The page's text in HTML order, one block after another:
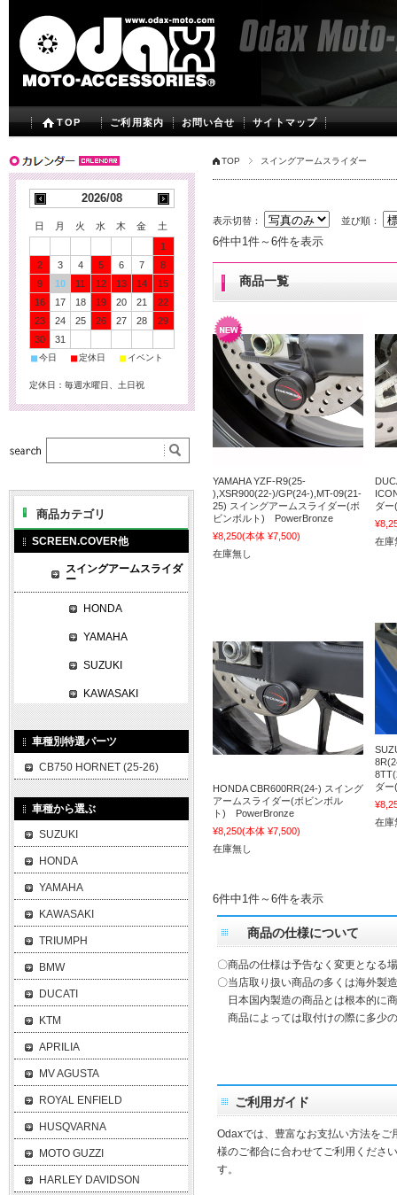
TOP ご利用案内 お問い合せ サイトマップ
TOP スイングアームスライダー
表示切替： 並び順：
6件中1件～6件を表示
商品一覧
YAMAHA YZF-R9(25-
),XSR900(22-)/GP(24-),MT-09(21-
25) スイングアームスライダー(ボ
ビンボルト) PowerBronze
¥8,250(本体 ¥7,500)
在庫無し
ダー
在庫
HONDA CBR600RR(24-) スイング
アームスライダー(ボビンボル
ト) PowerBronze
¥8,250(本体 ¥7,500)
在庫無し
ダー
在庫
6件中1件～6件を表示
商品の仕様について
〇商品の仕様は予告なく変更となる
〇当店取り扱い商品の多くは海外製
日本国内製造の商品とは根本的に
商品によっては取付けの際に多少
ご利用ガイド
Odaxでは、豊富なお支払い方法を
様のご都合に合わせてご利用くださ
す。
2026/08
日 月 火 水 木 金
土
1
2
3 4 5 6 7
8
9
10 11 12 13 14
15
16
17 18 19 20 21
22
23
24 25 26 27 28
29
30
31
■今日 ■定休日 ■ イベント
定休日：毎週水曜日、土日祝
商品カテゴリ
SCREEN.COVER他
スイングアームスライダ
ー
HONDA
YAMAHA
SUZUKI
KAWASAKI
車種別特選パーツ
CB750 HORNET (25-26)
車種から選ぶ
SUZUKI
HONDA
YAMAHA
KAWASAKI
TRIUMPH
BMW
DUCATI
KTM
APRILIA
MV AGUSTA
ROYAL ENFIELD
HUSQVARNA
MOTO GUZZI
HARLEY DAVIDSON